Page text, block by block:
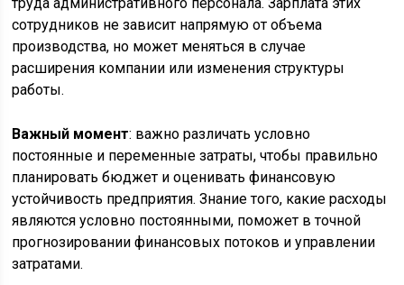
сотрудников не зависит напрямую от объема
производства, но может меняться в случае
расширения компании или изменения структуры
работы.
Важный момент: важно различать условно
постоянные и переменные затраты, чтобы правильно
планировать бюджет и оценивать финансовую
устойчивость предприятия. Знание того, какие расходы
являются условно постоянными, поможет в точной
прогнозировании финансовых потоков и управлении
затратами.